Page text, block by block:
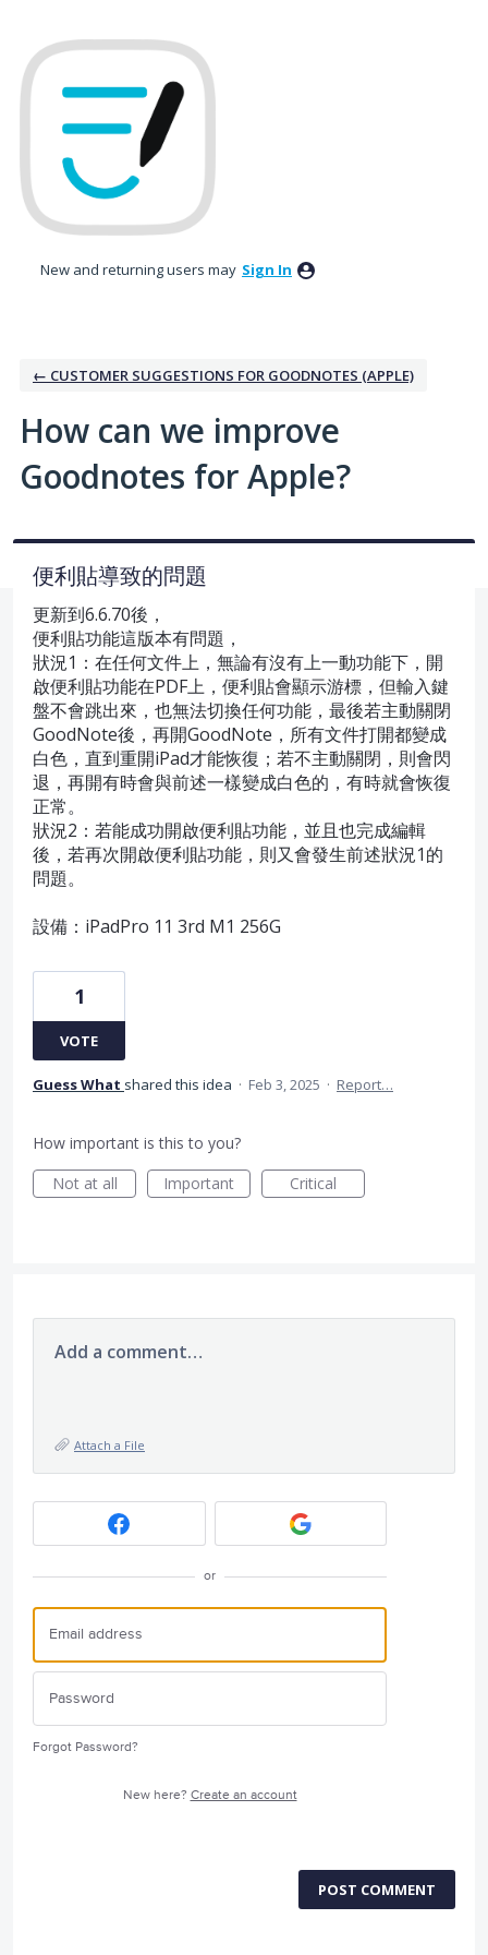
to
content
New and returning users may Sign In
← CUSTOMER SUGGESTIONS FOR GOODNOTES (APPLE)
How can we improve
Goodnotes for Apple?
便利貼導致的問題
更新到6.6.70後，
便利貼功能這版本有問題，
狀況1：在任何文件上，無論有沒有上一動功能下，開
啟便利貼功能在PDF上，便利貼會顯示游標，但輸入鍵
盤不會跳出來，也無法切換任何功能，最後若主動關閉
GoodNote後，再開GoodNote，所有文件打開都變成
白色，直到重開iPad才能恢復；若不主動關閉，則會閃
退，再開有時會與前述一樣變成白色的，有時就會恢復
正常。
狀況2：若能成功開啟便利貼功能，並且也完成編輯
後，若再次開啟便利貼功能，則又會發生前述狀況1的
問題。
設備：iPadPro 11 3rd M1 256G
1
VOTE
Guess What shared this idea · Feb 3, 2025 · Report…
How important is this to you?
Not at all
Important Critical
Add a comment…
Attach a File
or
Forgot Password?
New here? Create an account
POST COMMENT